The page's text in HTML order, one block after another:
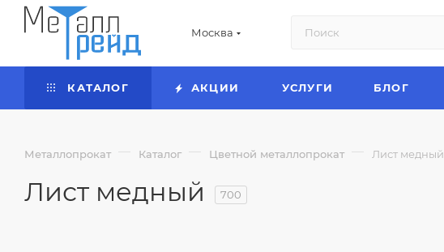
Москва
КАТАЛОГ АКЦИИ УСЛУГИ БЛОГ
Металлопрокат — Каталог — Цветной металлопрокат — Лист медный
Лист медный 700